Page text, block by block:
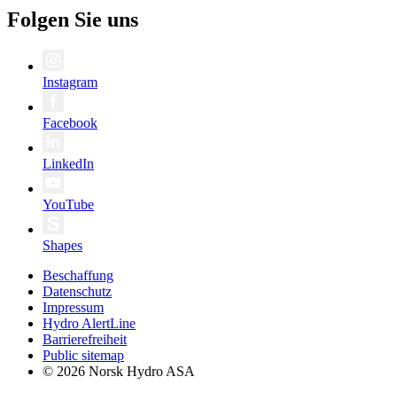
Folgen Sie uns
Instagram
Facebook
LinkedIn
YouTube
Shapes
Beschaffung
Datenschutz
Impressum
Hydro AlertLine
Barrierefreiheit
Public sitemap
© 2026 Norsk Hydro ASA